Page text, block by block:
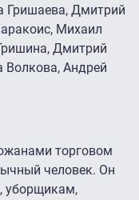
Гришаева, Дмитрий
Михаил
Дмитрий
Волкова, Андрей
торговом
человек. Он
уборщикам,